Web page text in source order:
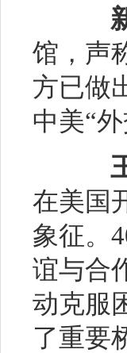
馆，声
方已做
中美“
在美国
象征。
谊与合
动克服
了重要